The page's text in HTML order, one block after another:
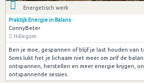
Energetisch werk
Praktijk Energie in Balans
ConnyBeter
Hillegom
Ben je moe, gespannen of blijf je last houden van
Soms lukt het je lichaam niet meer om zelf de
ontspannen, herstellen en meer energie krijgen,
ontspannende sessies.